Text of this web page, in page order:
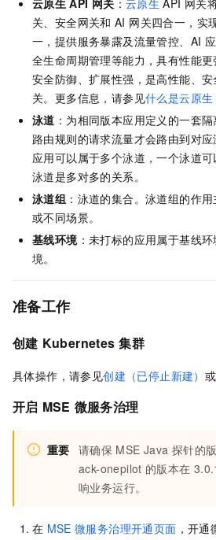
云原生 API 网关 ： 云原生 API 网关
关、安全网关和 AI 网关四合一，实
一，提供服务暴露及流量管控、AI
全生命周期管理等能力，具有性能
安全防御、扩展性强，是高性能、安
关。更多信息，请参见什么是云原生
泳道 ：为相同版本应用定义的一套
路由规则的请求流量才会路由到对
应用可以属于多个泳道，一个泳道
泳道是多对多的关系。
泳道组 ：泳道的集合。泳道组的作
或不同场景。
基线环境：未打标的应用属于基线
境。
准备工作
创建 Kubernetes 集群
具体操作，请参见创建（已停止新建） 或
开启 MSE 微服务治理
重要 请确保 MSE Java 探针的
ack-onepilot 的版本在
响业务运行。
在 MSE 微服务治理开通页面 ，开通